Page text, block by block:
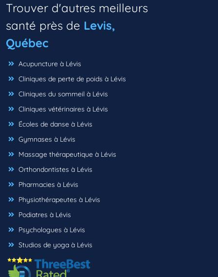
Trouver d'autres meilleurs
santé près de Levis,
Québec
Acupuncture à Lévis
Cliniques de perte de poids à Lévis
Cliniques du sommeil à Lévis
Cliniques vétérinaires à Lévis
Écoles de danse à Lévis
Gymnases à Lévis
Massage thérapeutique à Lévis
Orthondontistes à Lévis
Pharmacies à Lévis
Physiothérapeutes à Lévis
Podiatres à Lévis
Psychologues à Lévis
Studios de yoga à Lévis